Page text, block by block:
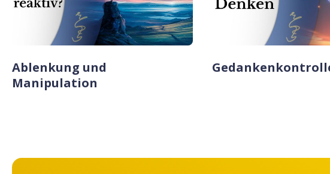
Ablenkung und
Manipulation